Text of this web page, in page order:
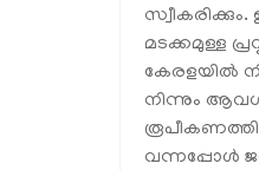
മടക്കമുള്ള
കേരളയില്‍
നിന്നും
വന്നപ്പോള്‍